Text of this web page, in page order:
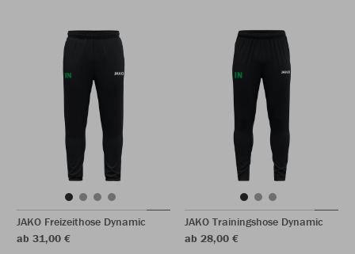
JAKO Freizeithose Dynamic
ab 31,00 €
JAKO Trainingshose Dynamic
ab 28,00 €